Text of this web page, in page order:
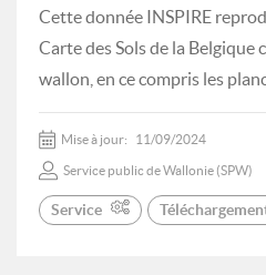
Cette donnée INSPIRE
Carte des Sols de la
wallon, en ce compris les
Mise à jour: 11/09/2024
Service public de Wallonie (SPW)
Service